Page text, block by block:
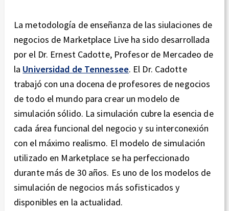
La metodología de enseñanza de las siulaciones de
negocios de Marketplace Live ha sido desarrollada
por el Dr. Ernest Cadotte, Profesor de Mercadeo de
la Universidad de Tennessee. El Dr. Cadotte
trabajó con una docena de profesores de negocios
de todo el mundo para crear un modelo de
simulación sólido. La simulación cubre la esencia de
cada área funcional del negocio y su interconexión
con el máximo realismo. El modelo de simulación
utilizado en Marketplace se ha perfeccionado
durante más de 30 años. Es uno de los modelos de
simulación de negocios más sofisticados y
disponibles en la actualidad.